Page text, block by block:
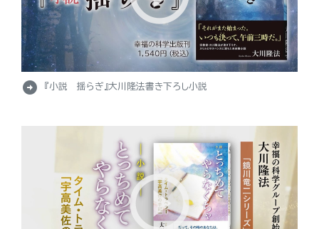
arrow_circle_right 『小説 揺らぎ』大川隆法書き下ろし小説